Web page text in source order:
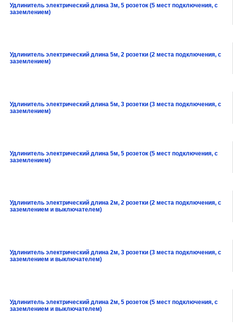
Удлинитель электрический длина 3м, 5 розеток (5 мест подключения, с
заземлением)
Удлинитель электрический длина 5м, 2 розетки (2 места подключения, с
заземлением)
Удлинитель электрический длина 5м, 3 розетки (3 места подключения, с
заземлением)
Удлинитель электрический длина 5м, 5 розеток (5 мест подключения, с
заземлением)
Удлинитель электрический длина 2м, 2 розетки (2 места подключения, с
заземлением и выключателем)
Удлинитель электрический длина 2м, 3 розетки (3 места подключения, с
заземлением и выключателем)
Удлинитель электрический длина 2м, 5 розеток (5 мест подключения, с
заземлением и выключателем)